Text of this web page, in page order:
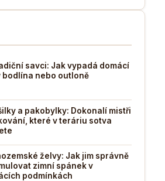
savci: Jak vypadá domácí
bodlína nebo outloně
a pakobylky: Dokonalí mistři
které v teráriu sotva
želvy: Jak jim správně
zimní spánek v
podmínkách